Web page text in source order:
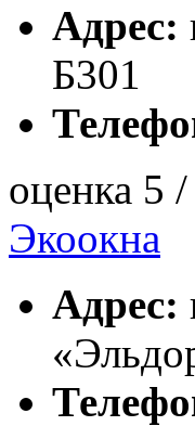
Адрес:
Б301
оценка 5
Экоокна
Адрес: